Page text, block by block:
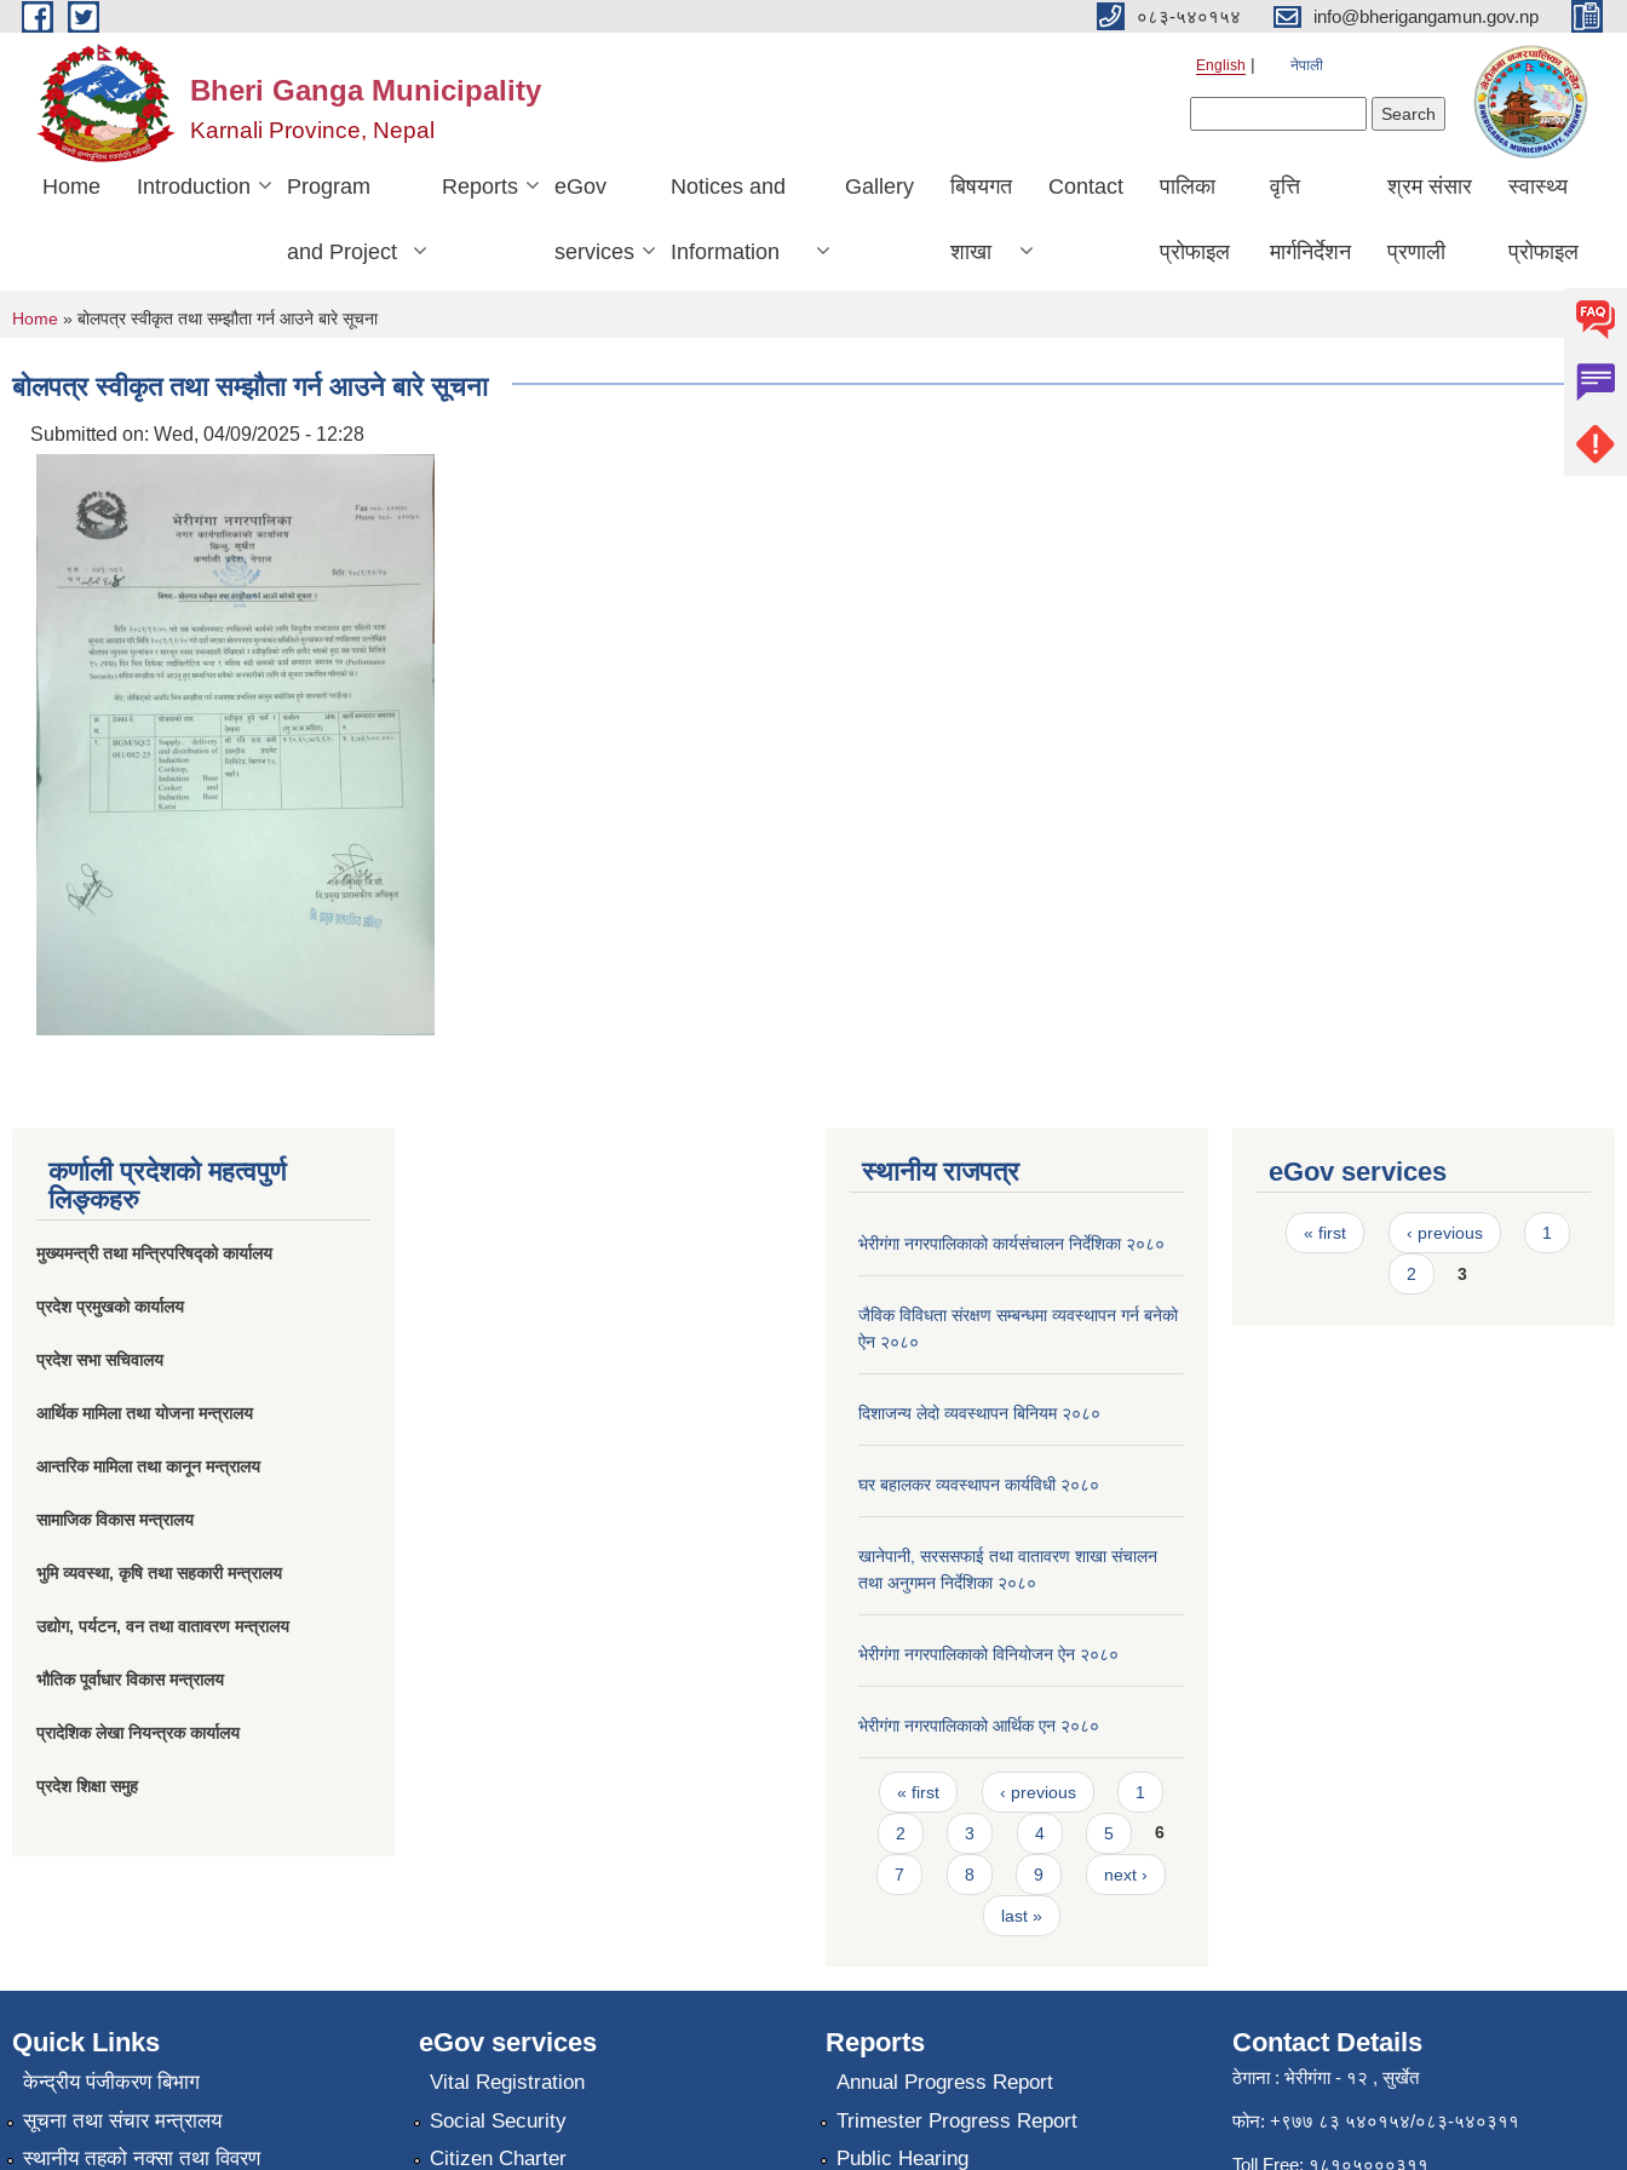
Skip to main content ०८३-५४०१५४ info@bherigangamun.gov.np
Bheri Ganga Municipality
Karnali Province, Nepal
English नेपाली
Home Introduction Program
and Project
Reports eGov
services
Notices and
Information
Gallery बिषयगत
शाखा
Contact पालिका
प्रोफाइल
वृत्ति
मार्गनिर्देशन
श्रम संसार
प्रणाली
स्वास्थ्य
प्रोफाइल
You are here
Home » बोलपत्र स्वीकृत तथा सम्झौता गर्न आउने बारे सूचना
बोलपत्र स्वीकृत तथा सम्झौता गर्न आउने बारे सूचना
Submitted on: Wed, 04/09/2025 - 12:28
कर्णाली प्रदेशको महत्वपुर्ण
लिङ्कहरु
मुख्यमन्त्री तथा मन्त्रिपरिषद्को कार्यालय
प्रदेश प्रमुखको कार्यालय
प्रदेश सभा सचिवालय
आर्थिक मामिला तथा योजना मन्त्रालय
आन्तरिक मामिला तथा कानून मन्त्रालय
सामाजिक विकास मन्त्रालय
भुमि व्यवस्था, कृषि तथा सहकारी मन्त्रालय
उद्योग, पर्यटन, वन तथा वातावरण मन्त्रालय
भौतिक पूर्वाधार विकास मन्त्रालय
प्रादेशिक लेखा नियन्त्रक कार्यालय
प्रदेश शिक्षा समुह
स्थानीय राजपत्र
भेरीगंगा नगरपालिकाको कार्यसंचालन निर्देशिका २०८०
जैविक विविधता संरक्षण सम्बन्धमा व्यवस्थापन गर्न बनेको
ऐन २०८०
दिशाजन्य लेदो व्यवस्थापन बिनियम २०८०
घर बहालकर व्यवस्थापन कार्यविधी २०८०
खानेपानी, सरससफाई तथा वातावरण शाखा संचालन
तथा अनुगमन निर्देशिका २०८०
भेरीगंगा नगरपालिकाको विनियोजन ऐन २०८०
भेरीगंगा नगरपालिकाको आर्थिक एन २०८०
Pages
« first ‹ previous 1
2 3 4 5 6
7 8 9 next ›
last »
eGov services
Pages
« first ‹ previous 1
2 3
Quick Links
केन्द्रीय पंजीकरण बिभाग
सूचना तथा संचार मन्त्रालय
स्थानीय तहको नक्सा तथा विवरण
eGov services
Vital Registration
Social Security
Citizen Charter
Reports
Annual Progress Report
Trimester Progress Report
Public Hearing
Contact Details
ठेगाना : भेरीगंगा - १२ , सुर्खेत
फोन: +९७७ ८३ ५४०१५४/०८३-५४०३११
Toll Free: १८१०५०००३११